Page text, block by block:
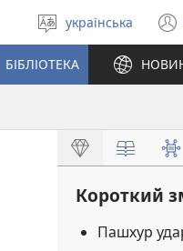
Вибрати
мову
українська
БІБЛІОТЕКА
Короткий
Пашхур